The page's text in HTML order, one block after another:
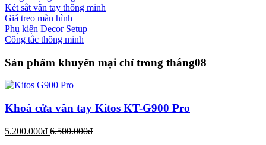
Két sắt vân tay thông minh
Giá treo màn hình
Phụ kiện Decor Setup
Công tắc thông minh
Sản phẩm khuyến mại chỉ trong tháng08
Khoá cửa vân tay Kitos KT-G900 Pro
5.200.000đ 6.500.000đ